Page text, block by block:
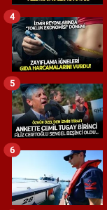
4
5
6